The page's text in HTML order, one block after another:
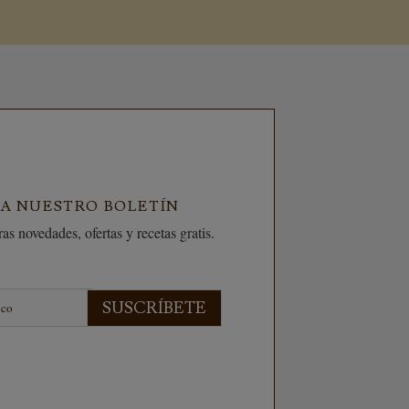
NUESTRO BOLETÍN
novedades, ofertas y recetas gratis.
SUSCRÍBETE